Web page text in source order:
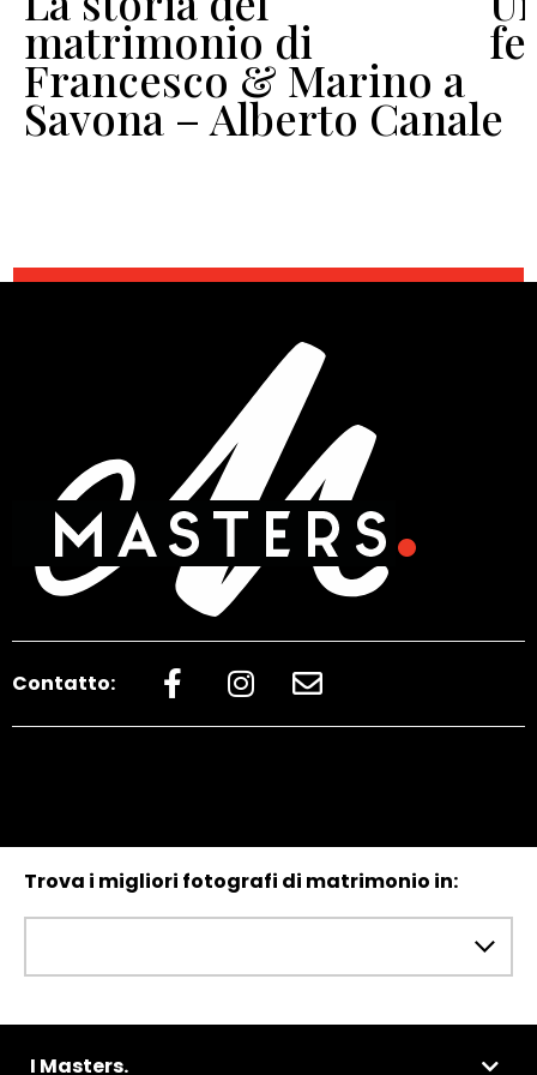
matrimonio di
Francesco & Marino a
Savona – Alberto Canale
Contatto:
Trova i migliori fotografi di matrimonio in:
I Masters.